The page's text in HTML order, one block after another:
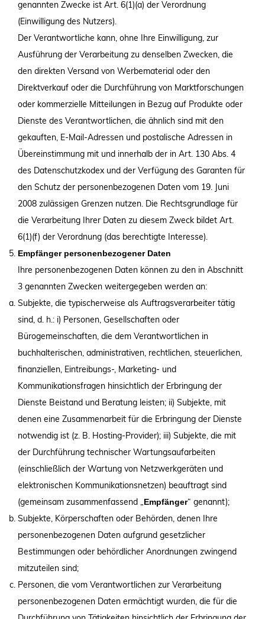
genannten Zwecke ist Art. 6(1)(a) der Verordnung
(Einwilligung des Nutzers).
Der Verantwortliche kann, ohne Ihre Einwilligung, zur
Ausführung der Verarbeitung zu denselben Zwecken, die
den direkten Versand von Werbematerial oder den
Direktverkauf oder die Durchführung von Marktforschungen
oder kommerzielle Mitteilungen in Bezug auf Produkte oder
Dienste des Verantwortlichen, die ähnlich sind mit den
gekauften, E-Mail-Adressen und postalische Adressen in
Übereinstimmung mit und innerhalb der in Art. 130 Abs. 4
des Datenschutzkodex und der Verfügung des Garanten für
den Schutz der personenbezogenen Daten vom 19. Juni
2008 zulässigen Grenzen nutzen. Die Rechtsgrundlage für
die Verarbeitung Ihrer Daten zu diesem Zweck bildet Art.
6(1)(f) der Verordnung (das berechtigte Interesse).
Empfänger personenbezogener Daten
Ihre personenbezogenen Daten können zu den in Abschnitt
3 genannten Zwecken weitergegeben werden an:
Subjekte, die typischerweise als Auftragsverarbeiter tätig
sind, d. h.: i) Personen, Gesellschaften oder
Bürogemeinschaften, die dem Verantwortlichen in
buchhalterischen, administrativen, rechtlichen, steuerlichen,
finanziellen, Eintreibungs-, Marketing- und
Kommunikationsfragen hinsichtlich der Erbringung der
Dienste Beistand und Beratung leisten; ii) Subjekte, mit
denen eine Zusammenarbeit für die Erbringung der Dienste
notwendig ist (z. B. Hosting-Provider); iii) Subjekte, die mit
der Durchführung technischer Wartungsaufarbeiten
(einschließlich der Wartung von Netzwerkgeräten und
elektronischen Kommunikationsnetzen) beauftragt sind
(gemeinsam zusammenfassend „Empfänger“ genannt);
Subjekte, Körperschaften oder Behörden, denen Ihre
personenbezogenen Daten aufgrund gesetzlicher
Bestimmungen oder behördlicher Anordnungen zwingend
mitzuteilen sind;
Personen, die vom Verantwortlichen zur Verarbeitung
personenbezogenen Daten ermächtigt wurden, die für die